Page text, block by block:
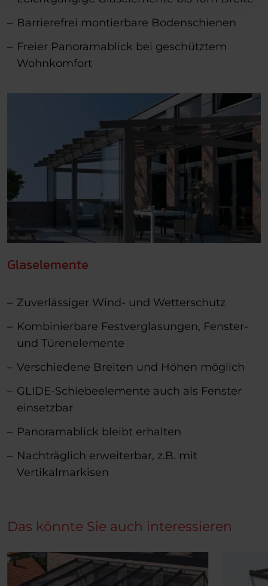
Barrierefrei montierbare Bodenschienen
Freier Panoramablick bei geschütztem
Wohnkomfort
Glaselemente
Zuverlässiger Wind- und Wetterschutz
Kombinierbare Festverglasungen, Fenster-
und Türenelemente
Verschiedene Breiten und Höhen möglich
GLIDE-Schiebeelemente auch als Fenster
einsetzbar
Panoramablick bleibt erhalten
Nachträglich erweiterbar, z.B. mit
Vertikalmarkisen
Das könnte Sie auch interessieren